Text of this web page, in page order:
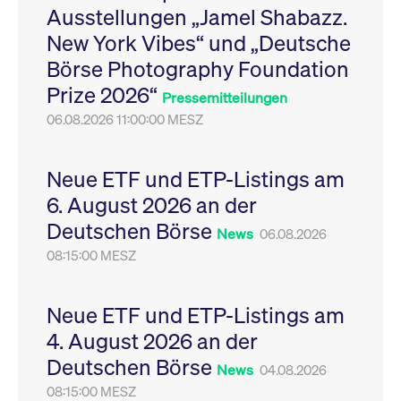
Ausstellungen „Jamel Shabazz.
New York Vibes“ und „Deutsche
Börse Photography Foundation
Prize 2026“ Pressemitteilungen
06.08.2026 11:00:00 MESZ
Neue ETF und ETP-Listings am
6. August 2026 an der
Deutschen Börse News 06.08.2026
08:15:00 MESZ
Neue ETF und ETP-Listings am
4. August 2026 an der
Deutschen Börse News 04.08.2026
08:15:00 MESZ
Leistung der Website
zu messen. Es handelt
sich um ein Muster-
Cookie, bei dem auf
das Präfix _pk_ses
eine kurze Reihe von
VISITOR_PRIVACY_METADATA
YouTube
.youtube.com
6
Monate
Dieses Cookie dient
Speicherung der
Einwilligungs- und
des Nutzers für ihre
Interaktion mit der
Sitzungen geehrt